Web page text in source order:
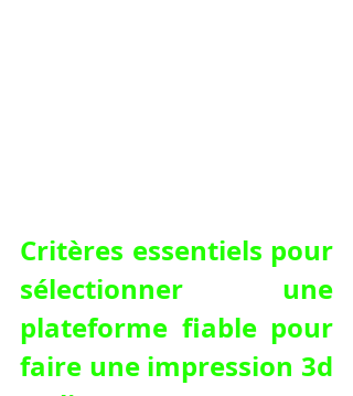
Critères essentiels pour
sélectionner une
plateforme fiable pour
faire une impression 3d